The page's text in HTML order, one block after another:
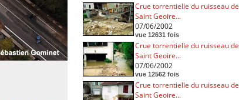
Crue torrentielle du ruisseau de
Saint Geoire...
07/06/2002
vue 12631 fois
Crue torrentielle du ruisseau de
Saint Geoire...
07/06/2002
vue 12562 fois
Crue torrentielle du ruisseau de
Saint Geoire...